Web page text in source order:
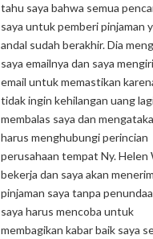
tahu saya bahwa semua
saya untuk pemberi pinjaman
andal sudah berakhir. Dia
saya emailnya dan saya
email untuk memastikan
tidak ingin kehilangan uang
membalas saya dan
harus menghubungi perincian
perusahaan tempat Ny. Helen
bekerja dan saya akan
pinjaman saya tanpa
saya harus mencoba untuk
membagikan kabar baik saya